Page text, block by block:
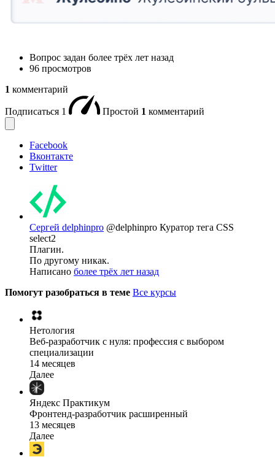
Вопрос задан более трёх лет назад
96 просмотров
1 комментарий
Подписаться 1 Простой 1 комментарий
Facebook
Вконтакте
Twitter
Сергей delphinpro @delphinpro Куратор тега CSS
select2
Плагин.
По другому никак.
Написано более трёх лет назад
Помогут разобраться в теме Все курсы
Нетология
Веб-разработчик с нуля: профессия с выбором
специализации
14 месяцев
Далее
Яндекс Практикум
Фронтенд-разработчик расширенный
13 месяцев
Далее